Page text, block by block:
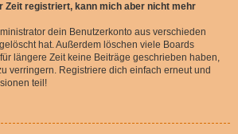
Zeit registriert, kann mich aber nicht mehr
dein Benutzerkonto aus verschieden
hat. Außerdem löschen viele Boards
längere Zeit keine Beiträge geschrieben haben,
verringern. Registriere dich einfach erneut und
teil!